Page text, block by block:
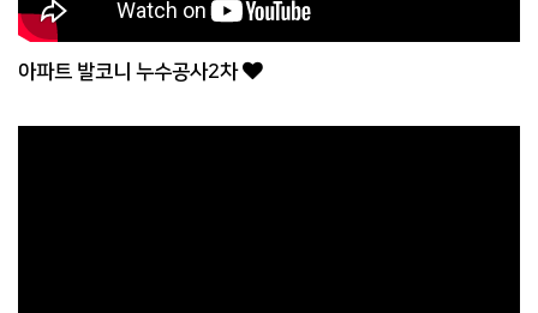
아파트 발코니 누수공사2차